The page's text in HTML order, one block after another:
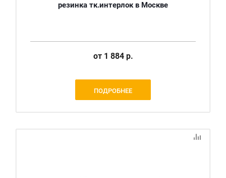
резинка тк.интерлок в Москве
от 1 884 р.
ПОДРОБНЕЕ